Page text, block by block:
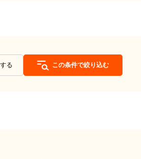
る この条件で絞り込む